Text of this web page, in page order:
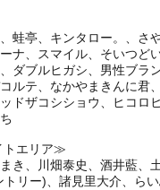
蛙亭、キンタロー。、さ
ナ、スマイル、そいつど
ダブルヒガシ、男性ブラ
ルテ、なかやまきんに君
ドザコシショウ、ヒコロ
トエリア≫
き、川畑泰史、酒井藍、
リー)、諸見里大介、ら